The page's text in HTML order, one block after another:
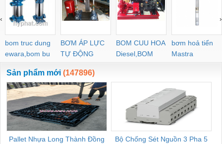
bom truc dung
ewara,bom bu
ewara
BƠM ÁP LỰC
TỰ ĐỘNG
BOM CUU HOA
Diesel,BOM
CHUA CHAY
bơm hoả tiển
Mastra
‹ ›
Sản phẩm mới (147896)
Pallet Nhựa Long Thành Đồng
Bộ Chống Sét Nguồn 3 Pha 5